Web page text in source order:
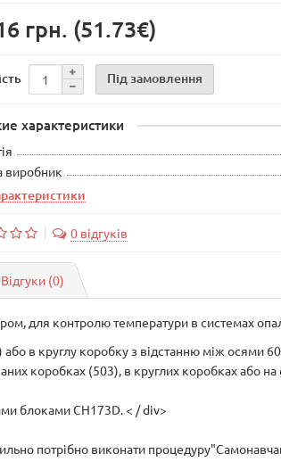
грн. (51.73€)
Під замовлення
характеристики
виробник
0 відгуків
Відгуки (0)
для контролю температури в системах
в круглу коробку з відстанню між осями
коробках (503), в круглих коробках або на
блоками CH173D. < / div>
потрібно виконати